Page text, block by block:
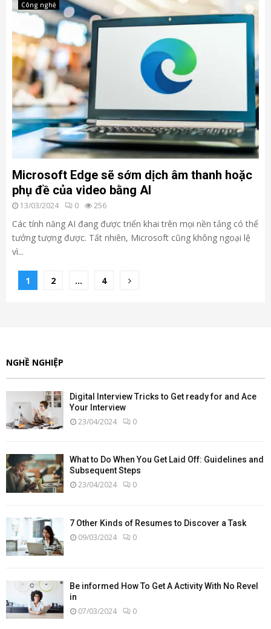
Công nghệ
Microsoft Edge sẽ sớm dịch âm thanh hoặc
phụ đề của video bằng AI
13/03/2024 0 256
Các tính năng AI đang được triển khai trên mọi nền tảng có thể
tưởng tượng được. Tất nhiên, Microsoft cũng không ngoại lệ
vì...
Phân
1 2 … 4
NGHỀ NGHIỆP
Digital Interview Tricks to Get ready for and Ace
Your Interview
23/04/2024 0
What to Do When You Get Laid Off: Guidelines and
Subsequent Steps
23/04/2024 0
7 Other Kinds of Resumes to Discover a Task
09/03/2024 0
Be informed How To Get A Activity With No Revel
in
07/03/2024 0